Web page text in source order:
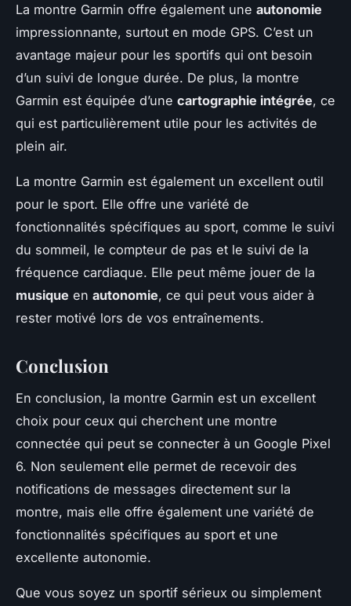
La montre Garmin offre également une autonomie
impressionnante, surtout en mode GPS. C’est un
avantage majeur pour les sportifs qui ont besoin
d’un suivi de longue durée. De plus, la montre
Garmin est équipée d’une cartographie intégrée, ce
qui est particulièrement utile pour les activités de
plein air.
La montre Garmin est également un excellent outil
pour le sport. Elle offre une variété de
fonctionnalités spécifiques au sport, comme le suivi
du sommeil, le compteur de pas et le suivi de la
fréquence cardiaque. Elle peut même jouer de la
musique en autonomie, ce qui peut vous aider à
rester motivé lors de vos entraînements.
Conclusion
En conclusion, la montre Garmin est un excellent
choix pour ceux qui cherchent une montre
connectée qui peut se connecter à un Google Pixel
6. Non seulement elle permet de recevoir des
notifications de messages directement sur la
montre, mais elle offre également une variété de
fonctionnalités spécifiques au sport et une
excellente autonomie.
Que vous soyez un sportif sérieux ou simplement